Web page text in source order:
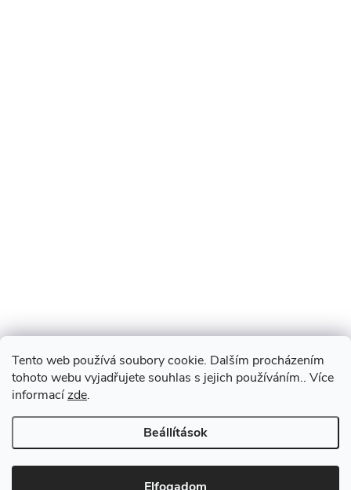
Tento web používá soubory cookie. Dalším procházením
tohoto webu vyjadřujete souhlas s jejich používáním.. Více
informacízde.
Beállítások